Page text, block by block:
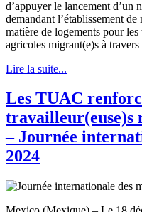
d’appuyer le lancement d’un
demandant l’établissement
matière de logements pour
agricoles migrant(e)s à travers
Lire la suite...
Les TUAC
travailleur(euse)s
– Journée
2024